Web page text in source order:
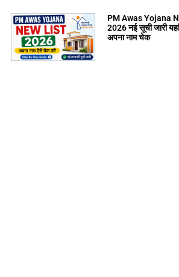
PM Awas Yojana
2026 नई सूची जारी
अपना नाम चेक